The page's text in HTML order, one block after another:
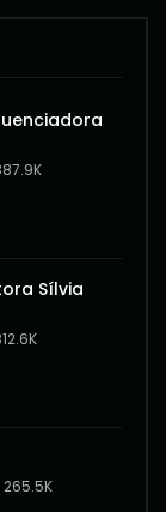
Sílvia
265.5K